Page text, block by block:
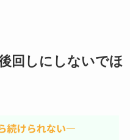
回しにしないでほ